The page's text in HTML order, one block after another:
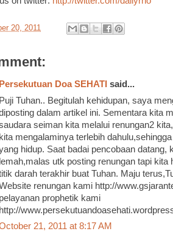
20, 2011
Persekutuan Doa SEHATI said...
Puji Tuhan.. Begitulah kehidupan, saya
dalam artikel ini. Sementara kita
seiman kita melalui renungan2
kita mengalaminya terlebih
hidup. Saat badai pencobaan datang,
lemah,malas utk posting renungan tapi kita
darah terakhir buat Tuhan. Maju
renungan kami http://
pelayanan prophetik kami
http://
21, 2011 at 8:17 AM